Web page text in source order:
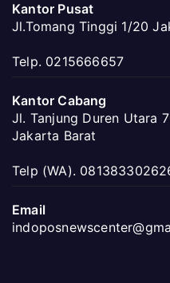
Kantor Pusat
Jl.Tomang Tinggi 1/20
Telp. 0215666657
Kantor Cabang
Jl. Tanjung Duren Utara
Jakarta Barat
Telp (WA).
Email